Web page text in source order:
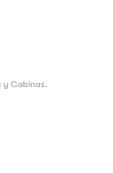
y Cabinas.